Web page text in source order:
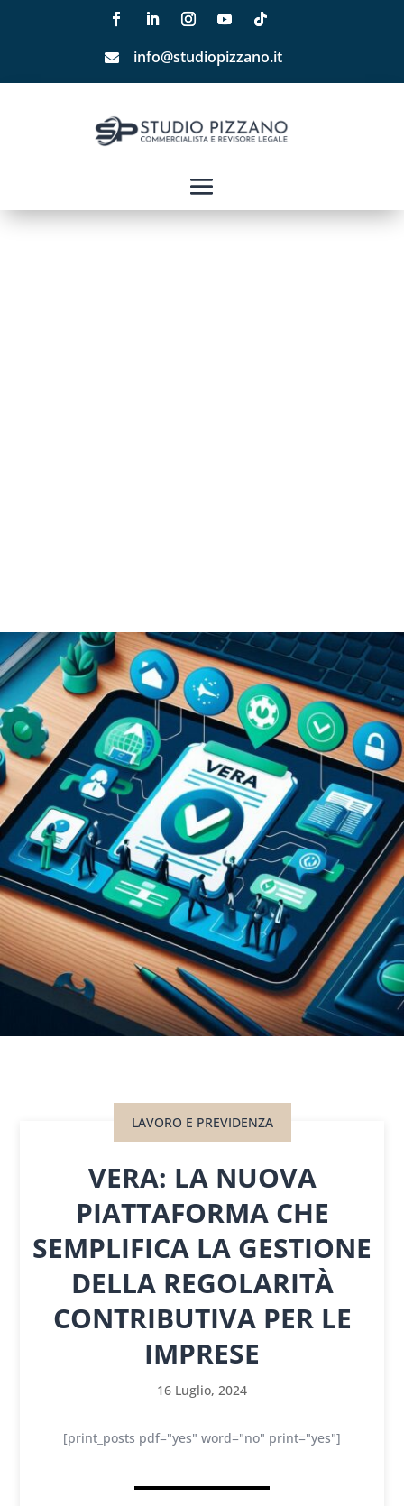
 info@studiopizzano.it
LAVORO E PREVIDENZA
VERA: LA NUOVA
PIATTAFORMA CHE
SEMPLIFICA LA GESTIONE
DELLA REGOLARITÀ
CONTRIBUTIVA PER LE
IMPRESE
16 Luglio, 2024
[print_posts pdf="yes" word="no" print="yes"]